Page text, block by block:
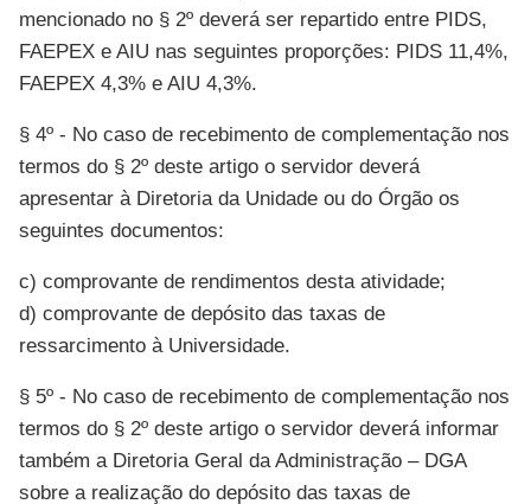
mencionado no § 2º deverá ser repartido entre PIDS,
FAEPEX e AIU nas seguintes proporções: PIDS 11,4%,
FAEPEX 4,3% e AIU 4,3%.
§ 4º - No caso de recebimento de complementação nos
termos do § 2º deste artigo o servidor deverá
apresentar à Diretoria da Unidade ou do Órgão os
seguintes documentos:
c) comprovante de rendimentos desta atividade;
d) comprovante de depósito das taxas de
ressarcimento à Universidade.
§ 5º - No caso de recebimento de complementação nos
termos do § 2º deste artigo o servidor deverá informar
também a Diretoria Geral da Administração – DGA
sobre a realização do depósito das taxas de